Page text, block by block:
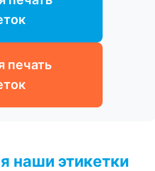
печать
наши этикетки